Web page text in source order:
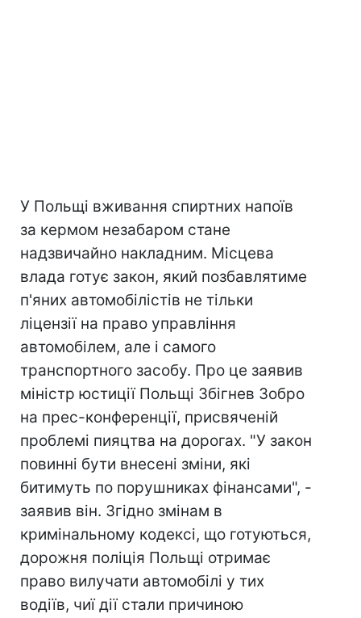
У Польщі вживання спиртних напоїв
за кермом незабаром стане
надзвичайно накладним. Місцева
влада готує закон, який позбавлятиме
п'яних автомобілістів не тільки
ліцензії на право управління
автомобілем, але і самого
транспортного засобу. Про це заявив
міністр юстиції Польщі Збігнев Зобро
на прес-конференції, присвяченій
проблемі пияцтва на дорогах. "У закон
повинні бути внесені зміни, які
битимуть по порушниках фінансами", -
заявив він. Згідно змінам в
кримінальному кодексі, що готуються,
дорожня поліція Польщі отримає
право вилучати автомобілі у тих
водіїв, чиї дії стали причиною